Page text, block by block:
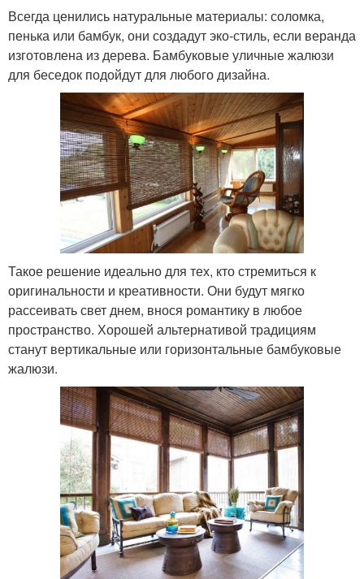
Всегда ценились натуральные материалы: соломка,
пенька или бамбук, они создадут эко-стиль, если веранда
изготовлена из дерева. Бамбуковые уличные жалюзи
для беседок подойдут для любого дизайна.
Такое решение идеально для тех, кто стремиться к
оригинальности и креативности. Они будут мягко
рассеивать свет днем, внося романтику в любое
пространство. Хорошей альтернативой традициям
станут вертикальные или горизонтальные бамбуковые
жалюзи.